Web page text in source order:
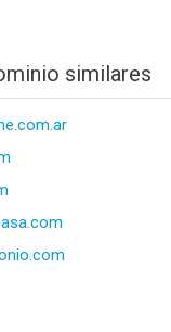
similares